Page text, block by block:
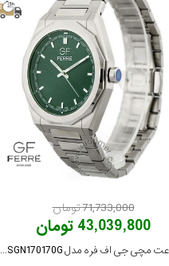
71,733,000 تومان
43,039,800 تومان
ساعت مچی جی اف فره مدل GFSSGN170170G